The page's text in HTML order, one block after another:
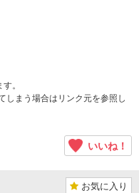
。
しまう場合はリンク元を参照し
いいね！
お気に入り